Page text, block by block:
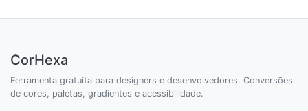
CorHexa
Ferramenta gratuita para designers e desenvolvedores. Conversões
de cores, paletas, gradientes e acessibilidade.